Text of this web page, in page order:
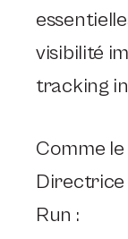
visibilité
tracking
Comme
Directrice
Run :